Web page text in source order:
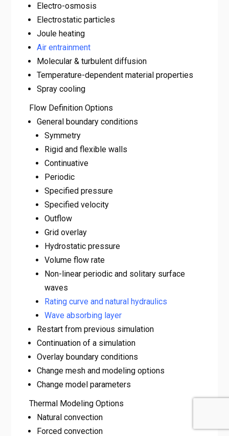
Electro-osmosis
Electrostatic particles
Joule heating
Air entrainment
Molecular & turbulent diffusion
Temperature-dependent material properties
Spray cooling
Flow Definition Options
General boundary conditions
Symmetry
Rigid and flexible walls
Continuative
Periodic
Specified pressure
Specified velocity
Outflow
Grid overlay
Hydrostatic pressure
Volume flow rate
Non-linear periodic and solitary surface
waves
Rating curve and natural hydraulics
Wave absorbing layer
Restart from previous simulation
Continuation of a simulation
Overlay boundary conditions
Change mesh and modeling options
Change model parameters
Thermal Modeling Options
Natural convection
Forced convection